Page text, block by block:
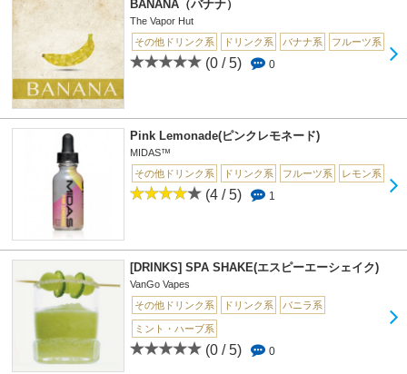
BANANA（バナナ）
The Vapor Hut
その他ドリンク系
ドリンク系 バナナ系 フルーツ系
(0 / 5) 0
Pink Lemonade(ピンクレモネード)
MIDAS™
その他ドリンク系
ドリンク系 フルーツ系 レモン系
(4 / 5) 1
[DRINKS] SPA SHAKE(エスピーエーシェイク)
VanGo Vapes
その他ドリンク系
ドリンク系 バニラ系
ミント・ハーブ系
(0 / 5) 0